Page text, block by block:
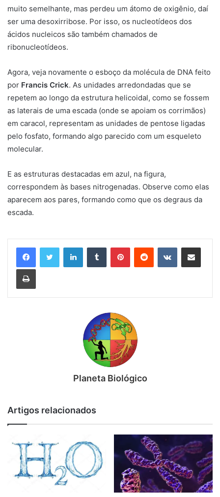
muito semelhante, mas perdeu um átomo de oxigênio, daí
ser uma desoxirribose. Por isso, os nucleotídeos dos
ácidos nucleicos são também chamados de
ribonucleotídeos.
Agora, veja novamente o esboço da molécula de DNA feito
por Francis Crick. As unidades arredondadas que se
repetem ao longo da estrutura helicoidal, como se fossem
as laterais de uma escada (onde se apoiam os corrimãos)
em caracol, representam as unidades de pentose ligadas
pelo fosfato, formando algo parecido com um esqueleto
molecular.
E as estruturas destacadas em azul, na figura,
correspondem às bases nitrogenadas. Observe como elas
aparecem aos pares, formando como que os degraus da
escada.
LinkedinTumblr PinterestReddit VK Compartilhar via e-mail
Imprimir
Planeta Biológico
Artigos relacionados